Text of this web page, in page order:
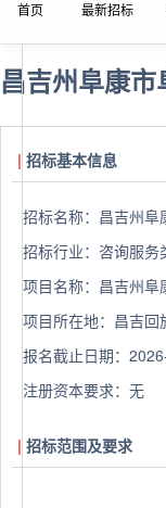
首页 最新招标
昌吉州阜康
招标基本信息
招标名称： 昌吉州阜
招标行业： 咨询服务
项目名称： 昌吉州阜
项目所在地： 昌吉回
报名截止日期：
注册资本要求： 无
招标范围及要求